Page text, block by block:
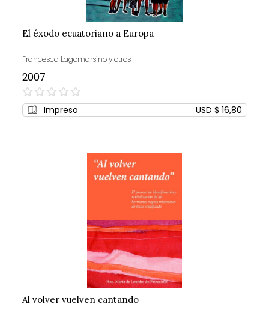
El éxodo ecuatoriano a Europa
Francesca Lagomarsino y otros
2007
0%
Impreso USD $ 16,80
Al volver vuelven cantando